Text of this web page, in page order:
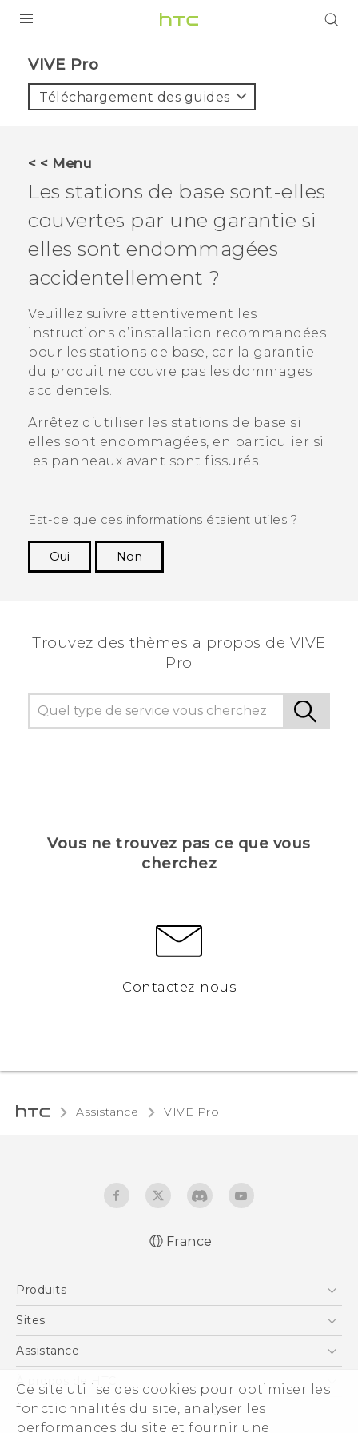
Ce site utilise des cookies pour optimiser les
fonctionnalités du site, analyser les
performances du site et fournir une
VIVE
VIVERSE
ASSISTANCE
Appareils HTC & Accessoires
Connexion
VIVE Pro‎
Téléchargement des guides
< < Menu
Les stations de base sont-elles
couvertes par une garantie si
elles sont endommagées
accidentellement ?
Veuillez suivre attentivement les
instructions d’installation recommandées
pour les stations de base, car la garantie
du produit ne couvre pas les dommages
accidentels.
Arrêtez d’utiliser les stations de base si
elles sont endommagées, en particulier si
les panneaux avant sont fissurés.
Est-ce que ces informations étaient utiles ?
Oui
Non
Trouvez des thèmes a propos de VIVE
Pro
Vous ne trouvez pas ce que vous
cherchez
Contactez-nous
Assistance VIVE Pro‎
France
Produits
Smartphones
Vive
Accessoires
Sites
HTC Vive
HTC Pro
Assistance
eCommerce Support
À propos de HTC
ESG